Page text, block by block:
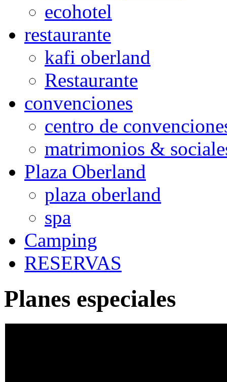
ecohotel
restaurante
kafi oberland
Restaurante
convenciones
centro de
matrimonios &
Plaza Oberland
plaza oberland
spa
Camping
RESERVAS
Planes especiales